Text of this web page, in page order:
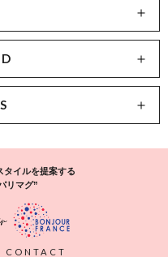
タイルを提案する
リマグ”
CONTACT